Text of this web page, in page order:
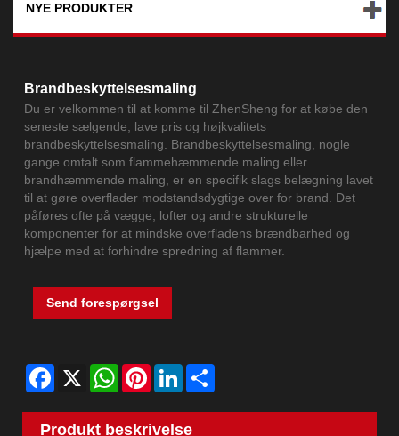
NYE PRODUKTER
Brandbeskyttelsesmaling
Du er velkommen til at komme til ZhenSheng for at købe den
seneste sælgende, lave pris og højkvalitets
brandbeskyttelsesmaling. Brandbeskyttelsesmaling, nogle
gange omtalt som flammehæmmende maling eller
brandhæmmende maling, er en specifik slags belægning lavet
til at gøre overflader modstandsdygtige over for brand. Det
påføres ofte på vægge, lofter og andre strukturelle
komponenter for at mindske overfladens brændbarhed og
hjælpe med at forhindre spredning af flammer.
Send forespørgsel
Facebook
X WhatsAppPinterestLinkedIn
Produkt beskrivelse